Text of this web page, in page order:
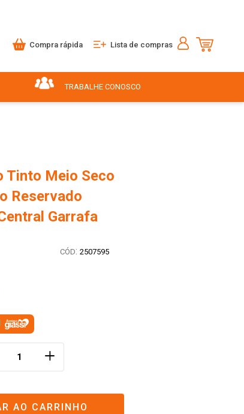
Compra rápida Lista de compras
TRABALHE CONOSCO
Tinto Meio Seco
Reservado
Garrafa
: 2507595
＋
AO CARRINHO